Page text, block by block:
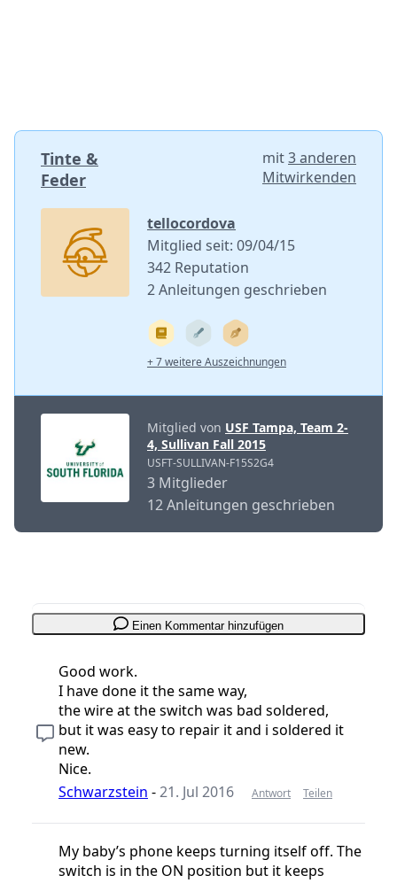
Tinte &
Feder
mit3 anderen
Mitwirkenden
tellocordova
Mitglied seit: 09/04/15
342 Reputation
2 Anleitungen geschrieben
+ 7 weitere Auszeichnungen
Mitglied von USF Tampa, Team 2-
4, Sullivan Fall 2015
USFT-SULLIVAN-F15S2G4
3 Mitglieder
12 Anleitungen geschrieben
Einen Kommentar hinzufügen
Good work.
I have done it the same way,
the wire at the switch was bad soldered,
but it was easy to repair it and i soldered it
new.
Nice.
Schwarzstein -21. Jul 2016 Antwort Teilen
My baby’s phone keeps turning itself off. The
switch is in the ON position but it keeps